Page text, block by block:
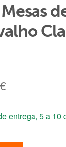
€O
atual
é:
entrega, 5 a 10